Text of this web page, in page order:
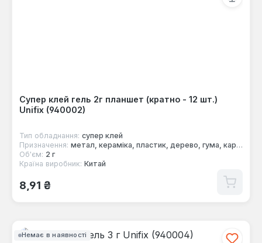
Супер клей гель 2г планшет (кратно - 12 шт.)
Unifix (940002)
Тип обладнання: супер клей
Призначення: метал, кераміка, пластик, дерево, гума, картон, скло
Об'єм: 2 г
Країна виробник: Китай
Звичайна ціна:
8,91 ₴
Немає в наявності